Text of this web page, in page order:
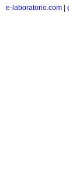
e-laboratorio.com